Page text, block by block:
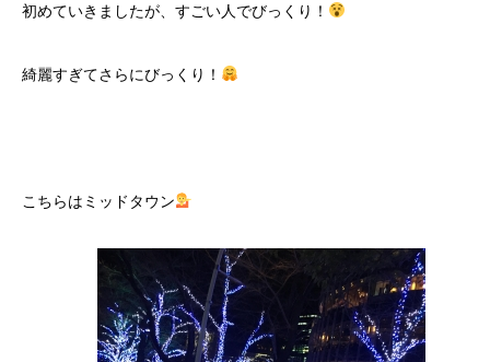
初めていきましたが、すごい人でびっくり！
綺麗すぎてさらにびっくり！
こちらはミッドタウン